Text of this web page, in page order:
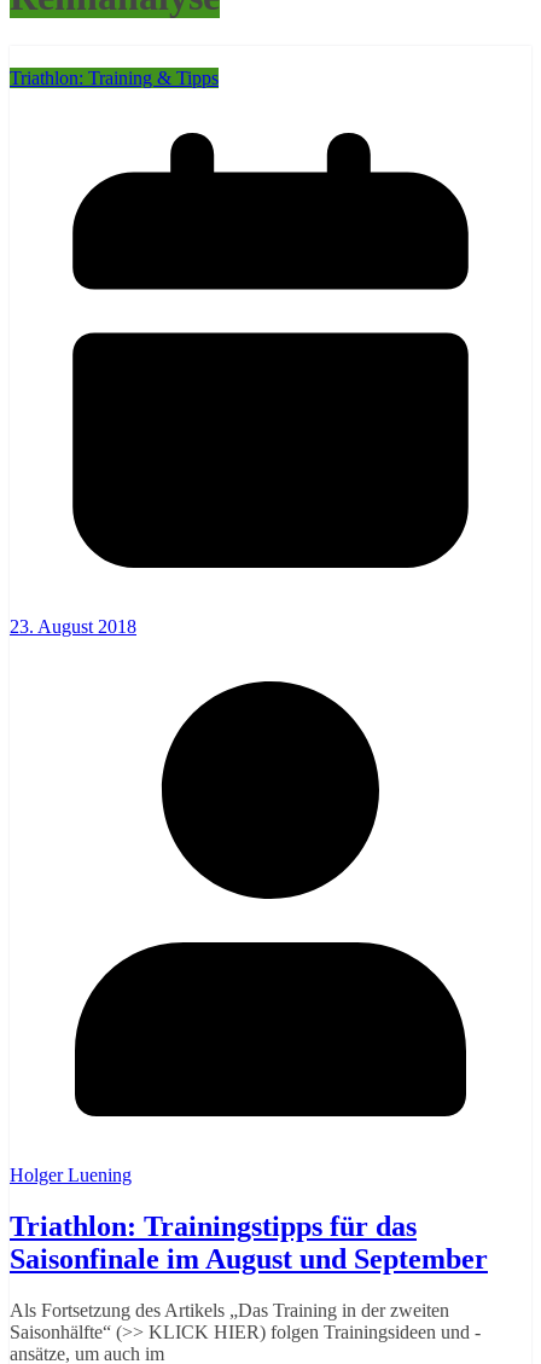
Triathlon: Training & Tipps
23. August 2018
Holger Luening
Triathlon: Trainingstipps für das
Saisonfinale im August und September
Als Fortsetzung des Artikels „Das Training in der zweiten
Saisonhälfte“ (>> KLICK HIER) folgen Trainingsideen und -
ansätze, um auch im